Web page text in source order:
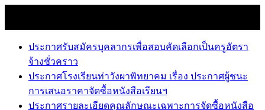
content
ประกาศรับสมัครบุคลากรเพื่อสอบคัดเลือกเป็นครูอัตรา
จ้างชั่วคราว
ประกาศโรงเรียนท่าวังผาพิทยาคม เรื่อง ประกาศผู้ชนะ
การเสนอราคาจัดซื้อหนังสือเรียนฯ
ประกาศรายละเอียดคุณลักษณะเฉพาะการจัดซื้อหนังสือ